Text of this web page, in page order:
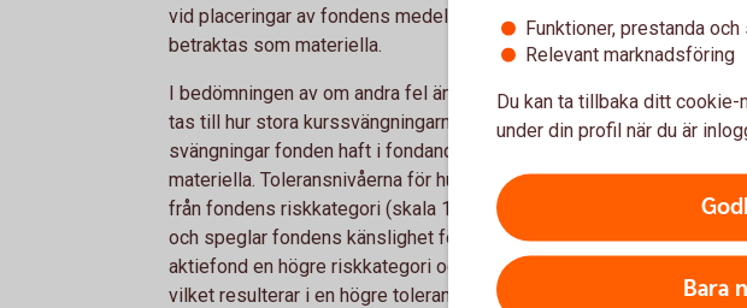
vid placeringar av fondens medel i strid med lag eller
betraktas som materiella.
I bedömningen av om andra fel än de som nämns ovan är materiella
tas till hur stora kurssvängningarna (volatiliteten) normalt är i fonden.
svängningar fonden haft i fondandelsvärdet, desto mindre fel bör
materiella. Toleransnivåerna för hur stora felen ska vara för att
från fondens riskkategori (skala 1-7). Fondens riskkategori anges i
och speglar fondens känslighet för kurssvängningar på marknaden.
aktiefond en högre riskkategori och därmed högre volatilitet än
vilket resulterar i en högre toleransnivå.
Funktioner, prestanda
Relevant marknadsföring
Du kan ta tillbaka ditt
under din profil när du är
Bara